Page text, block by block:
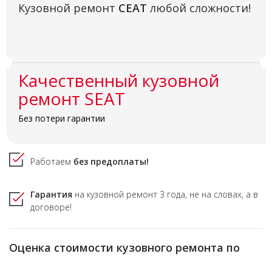
Кузовной ремонт СЕАТ любой сложности!
Качественный кузовной
ремонт SEAT
Без потери гарантии
Работаем без предоплаты!
Гарантия на кузовной ремонт 3 года, не на словах, а в
договоре!
Оценка стоимости кузовного ремонта по